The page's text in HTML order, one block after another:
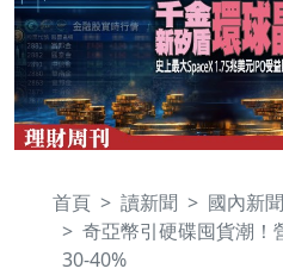
首頁 讀新聞
國內新聞
奇亞幣引硬碟囤貨潮！
30-40%